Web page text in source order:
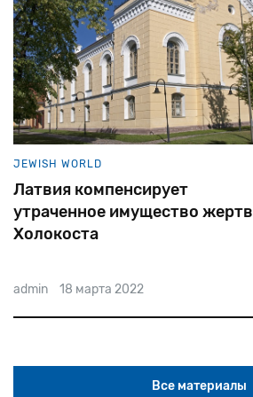
JEWISH WORLD
Латвия компенсирует
утраченное имущество жертв
Холокоста
admin 18 марта 2022
Все материалы